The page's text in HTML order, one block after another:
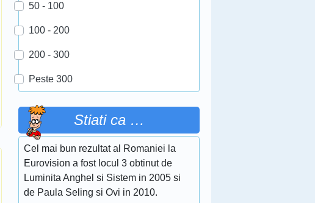
50 - 100
100 - 200
200 - 300
Peste 300
Stiati ca …
Cel mai bun rezultat al Romaniei la
Eurovision a fost locul 3 obtinut de
Luminita Anghel si Sistem in 2005 si
de Paula Seling si Ovi in 2010.